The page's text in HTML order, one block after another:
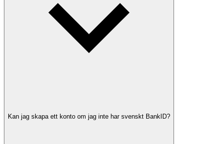
Kan jag skapa ett konto om jag inte har svenskt BankID?